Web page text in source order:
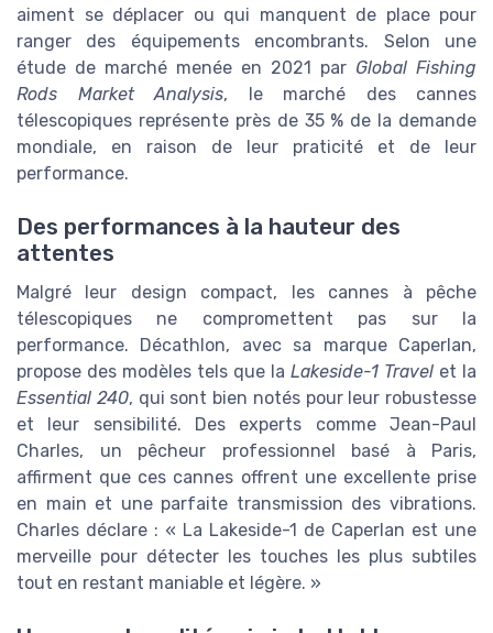
aiment se déplacer ou qui manquent de place pour
ranger des équipements encombrants. Selon une
étude de marché menée en 2021 par Global Fishing
Rods Market Analysis, le marché des cannes
télescopiques représente près de 35 % de la demande
mondiale, en raison de leur praticité et de leur
performance.
Des performances à la hauteur des
attentes
Malgré leur design compact, les cannes à pêche
télescopiques ne compromettent pas sur la
performance. Décathlon, avec sa marque Caperlan,
propose des modèles tels que la Lakeside-1 Travel et la
Essential 240, qui sont bien notés pour leur robustesse
et leur sensibilité. Des experts comme Jean-Paul
Charles, un pêcheur professionnel basé à Paris,
affirment que ces cannes offrent une excellente prise
en main et une parfaite transmission des vibrations.
Charles déclare : « La Lakeside-1 de Caperlan est une
merveille pour détecter les touches les plus subtiles
tout en restant maniable et légère. »